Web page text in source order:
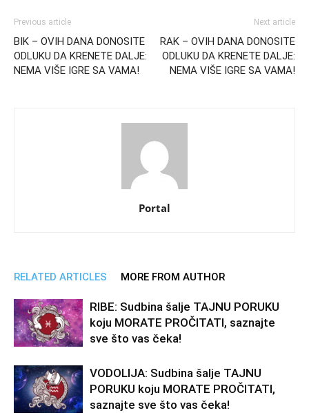
Previous article
BIK – OVIH DANA DONOSITE
ODLUKU DA KRENETE DALJE:
NEMA VIŠE IGRE SA VAMA!
Next article
RAK – OVIH DANA DONOSITE
ODLUKU DA KRENETE DALJE:
NEMA VIŠE IGRE SA VAMA!
Portal
RELATED ARTICLES MORE FROM AUTHOR
RIBE: Sudbina šalje TAJNU PORUKU
koju MORATE PROČITATI, saznajte
sve što vas čeka!
VODOLIJA: Sudbina šalje TAJNU
PORUKU koju MORATE PROČITATI,
saznajte sve što vas čeka!